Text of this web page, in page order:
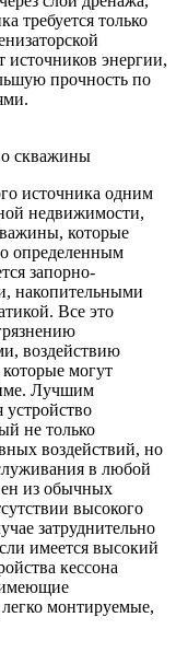
требуется только
источников энергии,
прочность по
скважины
источника одним
недвижимости,
которые
определенным
запорно-
накопительными
Все это
воздействию
могут
Лучшим
устройство
не только
воздействий, но
в любой
из обычных
высокого
затруднительно
имеется высокий
кессона
имеющие
монтируемые,